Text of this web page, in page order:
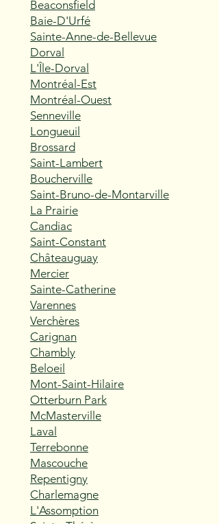
Beaconsfield
Baie-D'Urfé
Sainte-Anne-de-Bellevue
Dorval
L'Île-Dorval
Montréal-Est
Montréal-Ouest
Senneville
Longueuil
Brossard
Saint-Lambert
Boucherville
Saint-Bruno-de-Montarville
La Prairie
Candiac
Saint-Constant
Châteauguay
Mercier
Sainte-Catherine
Varennes
Verchères
Carignan
Chambly
Beloeil
Mont-Saint-Hilaire
Otterburn Park
McMasterville
Laval
Terrebonne
Mascouche
Repentigny
Charlemagne
L'Assomption